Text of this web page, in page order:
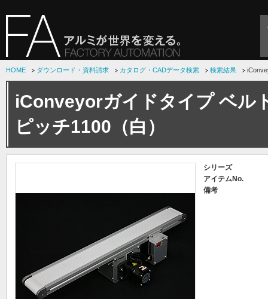
HOME ダウンロード・資料請求 カタログ・CADデータ検索 検索結果
iConveyorガイドタイプ ベル
ピッチ1100（白）
シリーズ
アイテムNo.
備考